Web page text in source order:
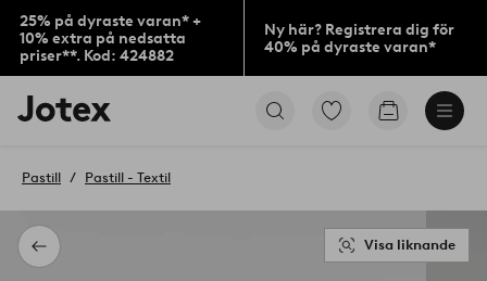
25% på dyraste varan* +
10% extra på nedsatta
priser**. Kod: 424882
Ny här? Registrera dig för
40% på dyraste varan*
Jotex
logotyp
till
Gå
Gå
Tillbaka
Pastill Pastill - Textil
Visa liknande